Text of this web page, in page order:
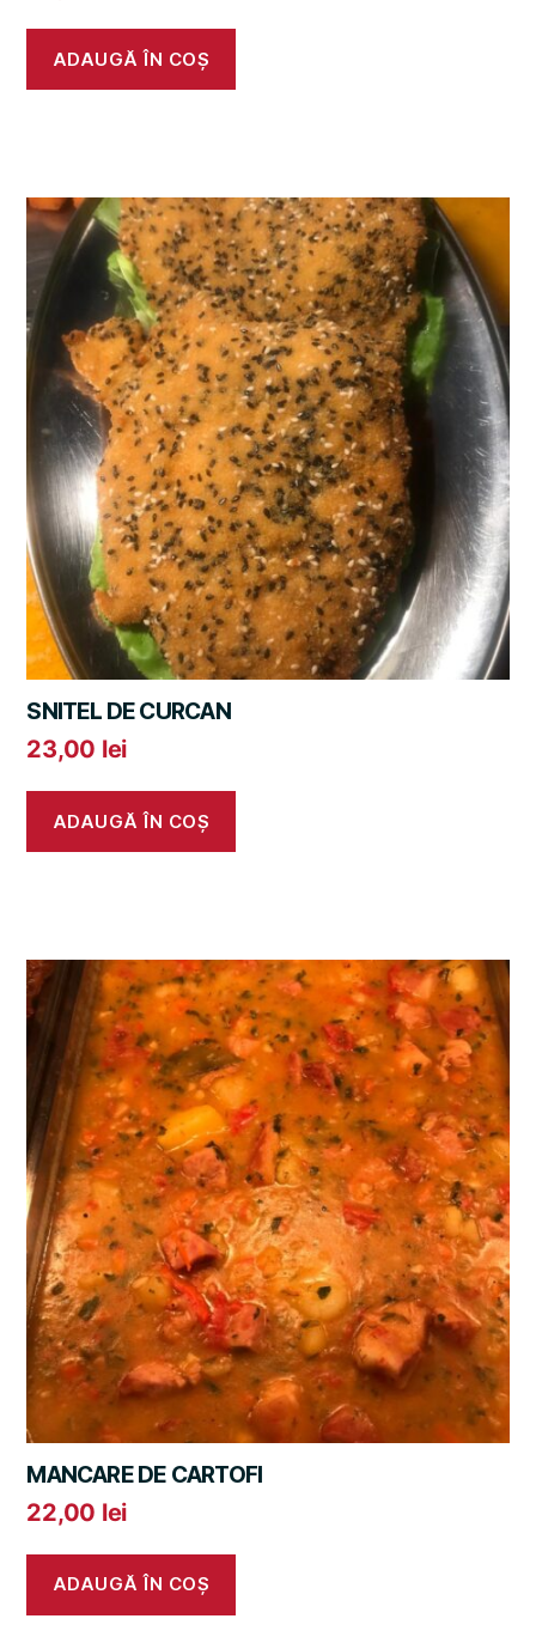
ADAUGĂ ÎN COȘ
SNITEL DE CURCAN
23,00 lei
ADAUGĂ ÎN COȘ
MANCARE DE CARTOFI
22,00 lei
ADAUGĂ ÎN COȘ